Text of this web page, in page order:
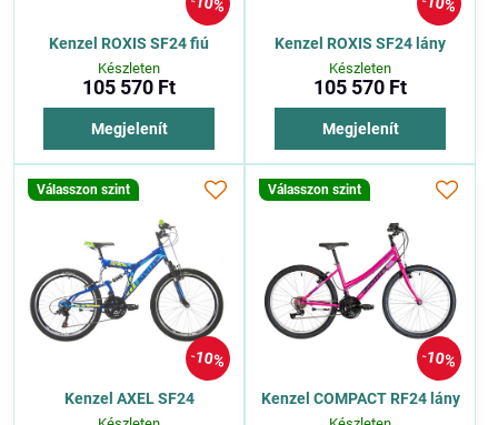
Kenzel ROXIS SF24 fiú
Készleten
105 570 Ft
Megjelenít
Kenzel ROXIS SF24 lány
Készleten
105 570 Ft
Megjelenít
10%
Válasszon szint
Kenzel AXEL SF24
10%
Válasszon szint
Kenzel COMPACT RF24 lány